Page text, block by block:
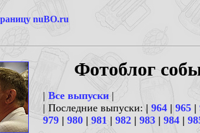
nuBO.ru
Фотоблог
| Все выпуски |
| Последние выпуски: | 964 | 965 |
979 | 980 | 981 | 982 | 983 | 984 |